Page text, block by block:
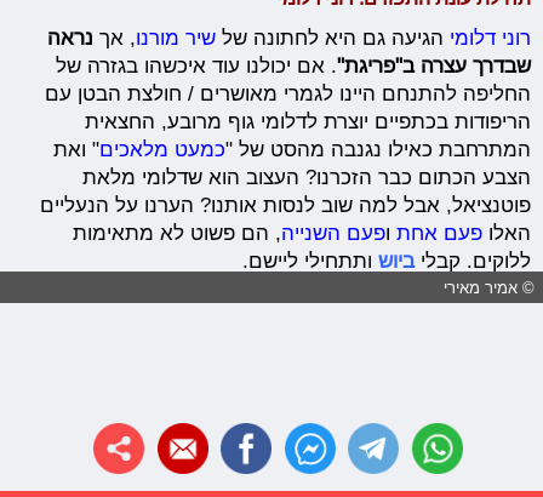
רוני דלומי הגיעה גם היא לחתונה שלשיר מורנו, אך נראה
שבדרך עצרה ב"פריגת". אם יכולנו עוד איכשהו בגזרה של
החליפה להתנחם היינו לגמרי מאושרים / חולצת הבטן עם
הריפודות בכתפיים יוצרת לדלומי גוף מרובע, החצאית
המתרחבת כאילו נגנבה מהסט של "כמעט מלאכים" ואת
הצבע הכתום כבר הזכרנו? העצוב הוא שדלומי מלאת
פוטנציאל, אבל למה שוב לנסות אותנו? הערנו על הנעליים
האלופעם אחת ופעם השנייה, הם פשוט לא מתאימות
ללוקים. קבליביוש ותתחילי ליישם.
© אמיר מאירי